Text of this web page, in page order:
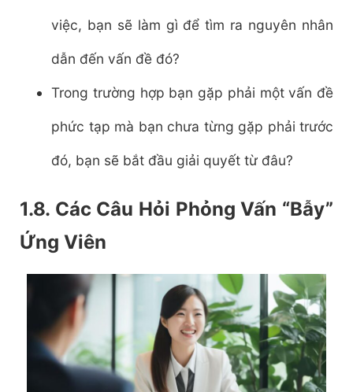
việc, bạn sẽ làm gì để tìm ra nguyên nhân
dẫn đến vấn đề đó?
Trong trường hợp bạn gặp phải một vấn đề
phức tạp mà bạn chưa từng gặp phải trước
đó, bạn sẽ bắt đầu giải quyết từ đâu?
1.8. Các Câu Hỏi Phỏng Vấn “Bẫy”
Ứng Viên